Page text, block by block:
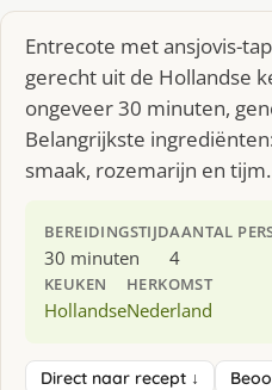
Entrecote met ansjovis-
gerecht uit de Hollandse
ongeveer 30 minuten,
Belangrijkste
smaak, rozemarijn en tijm.
BEREIDINGSTIJD
30 minuten
AANTAL
4
KEUKEN
Hollandse
HERKOMST
Nederland
Direct naar recept ↓